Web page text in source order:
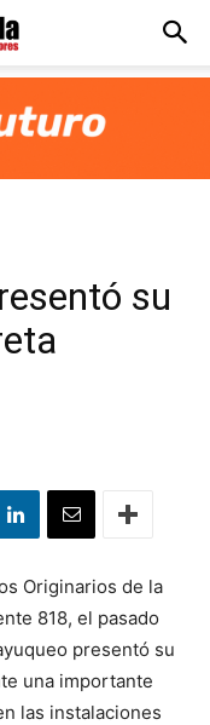
su
Originarios de la
818, el pasado
presentó su
una importante
las instalaciones